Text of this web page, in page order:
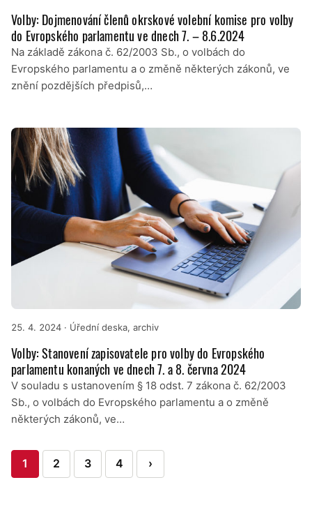
Volby: Dojmenování členů okrskové volební komise pro volby
do Evropského parlamentu ve dnech 7. – 8.6.2024
Na základě zákona č. 62/2003 Sb., o volbách do
Evropského parlamentu a o změně některých zákonů, ve
znění pozdějších předpisů,…
25. 4. 2024 · Úřední deska, archiv
Volby: Stanovení zapisovatele pro volby do Evropského
parlamentu konaných ve dnech 7. a 8. června 2024
V souladu s ustanovením § 18 odst. 7 zákona č. 62/2003
Sb., o volbách do Evropského parlamentu a o změně
některých zákonů, ve…
Stránkování
příspěvků
1 2 3 4 ›